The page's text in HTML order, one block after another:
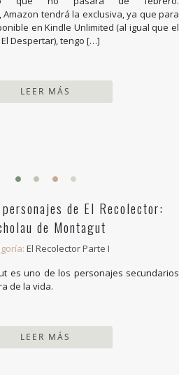
tendrá la exclusiva, ya que para
en Kindle Unlimited (al igual que el
Despertar), tengo […]
LEER MÁS
de El Recolector:
de Montagut
El Recolector Parte I
es uno de los personajes secundarios
de la vida.
LEER MÁS